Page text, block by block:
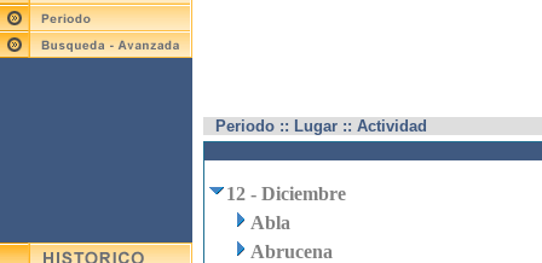
Periodo :: Lugar :: Actividad
12 - Diciembre
Abla
Abrucena